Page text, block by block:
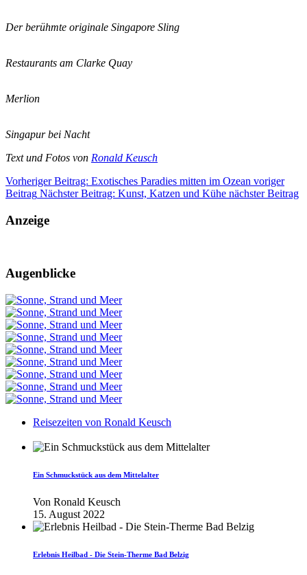
Der berühmte originale Singapore Sling
Restaurants am Clarke Quay
Merlion
Singapur bei Nacht
Text und Fotos von Ronald Keusch
Vorheriger Beitrag: Exotisches Paradies mitten im Ozean voriger
Beitrag Nächster Beitrag: Kunst, Katzen und Kühe nächster Beitrag
Anzeige
Augenblicke
Reisezeiten von Ronald Keusch
Ein Schmuckstück aus dem Mittelalter
Von Ronald Keusch
15. August 2022
Erlebnis Heilbad - Die Stein-Therme Bad Belzig